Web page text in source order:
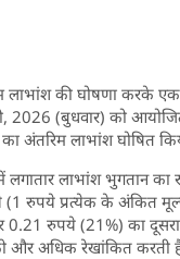
लाभांश की घोषणा करके एक
2026 (बुधवार) को
अंतरिम लाभांश घोषित
लगातार लाभांश भुगतान
रुपये प्रत्येक के अंकित
0.21 रुपये (21%) का
और अधिक रेखांकित करती